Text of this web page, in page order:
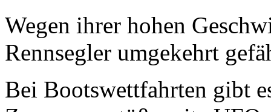
Wegen ihrer hohen
Rennsegler umgekehrt
Bei Bootswettfahrten gibt